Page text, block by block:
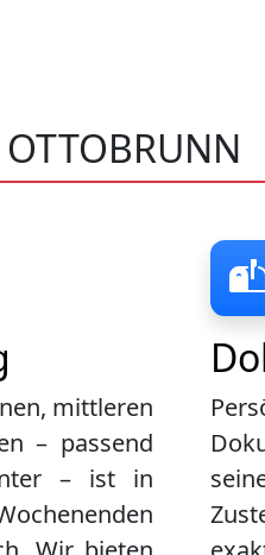
OTTOBRUNN
mittleren
– passend
– ist in